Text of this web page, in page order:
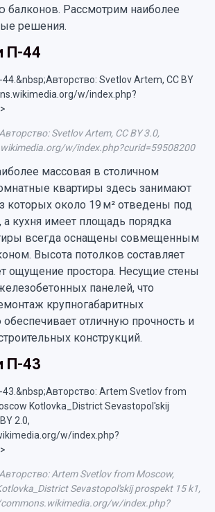
балконов. Рассмотрим наиболее
решения.
П-44
Svetlov Artem, CC BY 3.0,
w/index.php?curid=59508200
массовая в столичном
квартиры здесь занимают
которых около 19 м² отведены под
кухня имеет площадь порядка
всегда оснащены совмещенным
Высота потолков составляет
ощущение простора. Несущие стены
панелей, что
крупногабаритных
обеспечивает отличную прочность и
конструкций.
П-43
Artem Svetlov from Moscow,
Sevastopol'skij prospekt 15 k1,
commons.wikimedia.org/w/index.php?